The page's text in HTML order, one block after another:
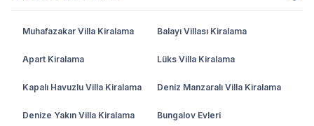
Muhafazakar Villa Kiralama Balayı Villası Kiralama
Apart Kiralama Lüks Villa Kiralama
Kapalı Havuzlu Villa Kiralama Deniz Manzaralı Villa Kiralama
Denize Yakın Villa Kiralama Bungalov Evleri